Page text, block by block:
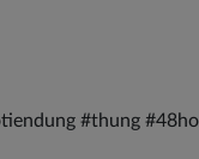
#thung